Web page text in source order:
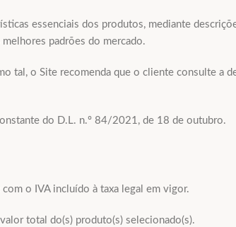
essenciais dos produtos, mediante
padrões do mercado.
tal, o Site recomenda que o cliente consulte a
do D.L. n.º 84/2021, de 18 de outubro.
o IVA incluído à taxa legal em vigor.
total do(s) produto(s) selecionado(s).